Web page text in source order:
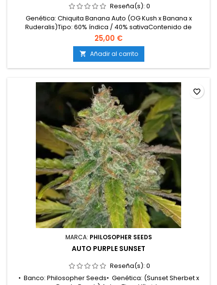
Reseña(s): 0
Genética: Chiquita Banana Auto (OG Kush x Banana x
Ruderalis)Tipo: 60% índica / 40% sativaContenido de
THC: 20-22%Ciclo completo: 70-80 días desde
germinaciónProducción en interior: 450-500
g/m²Producción en exterior: 120-150 g/plantaAltura: 70-110 cm
en interior; hasta 140 cm en exteriorAromas y sabores: Dulces
y tropicales;...
25,00 €
 Añadir al carrito
MARCA: PHILOSOPHER SEEDS
AUTO PURPLE SUNSET
Reseña(s): 0
• Banco: Philosopher Seeds• Genética: (Sunset Sherbet x
favorite_border